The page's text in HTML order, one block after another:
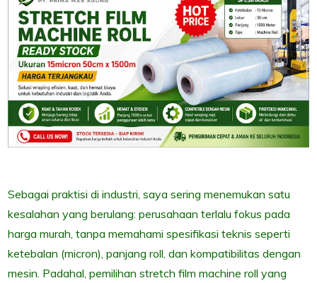
Sebagai praktisi di industri, saya sering menemukan satu
kesalahan yang berulang: perusahaan terlalu fokus pada
harga murah, tanpa memahami spesifikasi teknis seperti
ketebalan (micron), panjang roll, dan kompatibilitas dengan
mesin. Padahal, pemilihan stretch film machine roll yang